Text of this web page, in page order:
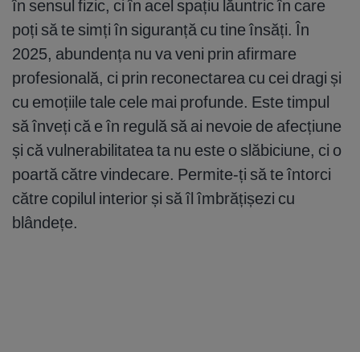
în sensul fizic, ci în acel spațiu lăuntric în care
poți să te simți în siguranță cu tine însăți. În
2025, abundența nu va veni prin afirmare
profesională, ci prin reconectarea cu cei dragi și
cu emoțiile tale cele mai profunde. Este timpul
să înveți că e în regulă să ai nevoie de afecțiune
și că vulnerabilitatea ta nu este o slăbiciune, ci o
poartă către vindecare. Permite-ți să te întorci
către copilul interior și să îl îmbrățișezi cu
blândețe.